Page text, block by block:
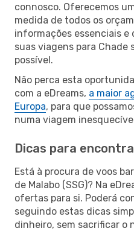
connosco. Oferecemos
medida de todos os
informações essenciais e
suas viagens para Chade
possível.
Não perca esta
com a eDreams, a maior
Europa, para que
numa viagem
Dicas para
Está à procura de voos
de Malabo (SSG)? Na
ofertas para si. Poderá
seguindo estas dicas
dinheiro, sem sacrificar o